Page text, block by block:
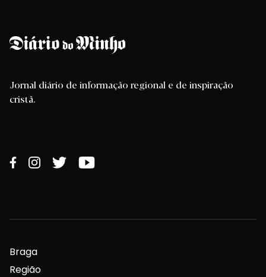
Jornal diário de informação regional e de inspiração
cristã.
Braga
Região